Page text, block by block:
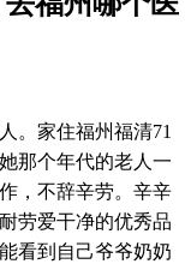
家住福州福清71
那个年代的老人一
，不辞辛劳。辛辛
劳爱干净的优秀品
看到自己爷爷奶奶